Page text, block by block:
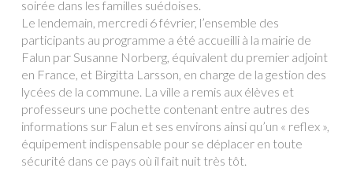
soirée dans les familles suédoises.
Le lendemain, mercredi 6 février, l’ensemble des
participants au programme a été accueilli à la mairie de
Falun par Susanne Norberg, équivalent du premier adjoint
en France, et Birgitta Larsson, en charge de la gestion des
lycées de la commune. La ville a remis aux élèves et
professeurs une pochette contenant entre autres des
informations sur Falun et ses environs ainsi qu’un « reflex »,
équipement indispensable pour se déplacer en toute
sécurité dans ce pays où il fait nuit très tôt.